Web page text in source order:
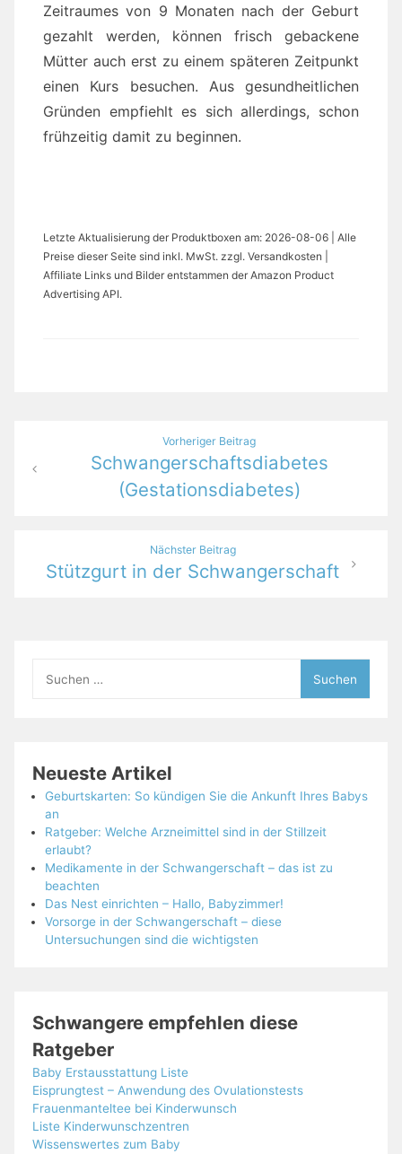
Zeitraumes von 9 Monaten nach der Geburt
gezahlt werden, können frisch gebackene
Mütter auch erst zu einem späteren Zeitpunkt
einen Kurs besuchen. Aus gesundheitlichen
Gründen empfiehlt es sich allerdings, schon
frühzeitig damit zu beginnen.
Letzte Aktualisierung der Produktboxen am: 2026-08-06 | Alle
Preise dieser Seite sind inkl. MwSt. zzgl. Versandkosten |
Affiliate Links und Bilder entstammen der Amazon Product
Advertising API.
Beitragsnavigation
Vorheriger Beitrag
Schwangerschaftsdiabetes
(Gestationsdiabetes)
Nächster Beitrag
Stützgurt in der Schwangerschaft
nach:
Neueste Artikel
Geburtskarten: So kündigen Sie die Ankunft Ihres Babys
an
Ratgeber: Welche Arzneimittel sind in der Stillzeit
erlaubt?
Medikamente in der Schwangerschaft – das ist zu
beachten
Das Nest einrichten – Hallo, Babyzimmer!
Vorsorge in der Schwangerschaft – diese
Untersuchungen sind die wichtigsten
Schwangere empfehlen diese
Ratgeber
Baby Erstausstattung Liste
Eisprungtest – Anwendung des Ovulationstests
Frauenmanteltee bei Kinderwunsch
Liste Kinderwunschzentren
Wissenswertes zum Baby